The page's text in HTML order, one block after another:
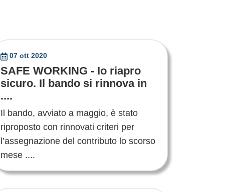
07 ott 2020
SAFE WORKING - Io riapro
sicuro. Il bando si rinnova in
....
Il bando, avviato a maggio, è stato
riproposto con rinnovati criteri per
l’assegnazione del contributo lo scorso
mese ....